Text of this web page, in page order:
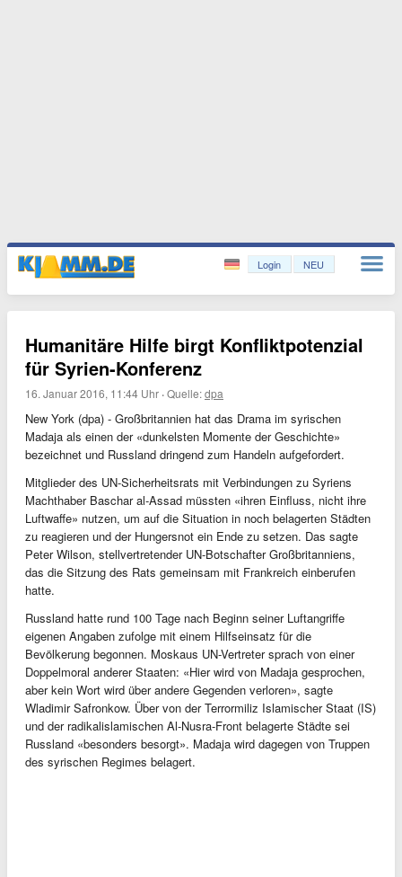
Login NEU
Humanitäre Hilfe birgt Konfliktpotenzial
für Syrien-Konferenz
16. Januar 2016, 11:44 Uhr ·Quelle:dpa
New York (dpa) - Großbritannien hat das Drama im syrischen
Madaja als einen der «dunkelsten Momente der Geschichte»
bezeichnet und Russland dringend zum Handeln aufgefordert.
Mitglieder des UN-Sicherheitsrats mit Verbindungen zu Syriens
Machthaber Baschar al-Assad müssten «ihren Einfluss, nicht ihre
Luftwaffe» nutzen, um auf die Situation in noch belagerten Städten
zu reagieren und der Hungersnot ein Ende zu setzen. Das sagte
Peter Wilson, stellvertretender UN-Botschafter Großbritanniens,
das die Sitzung des Rats gemeinsam mit Frankreich einberufen
hatte.
Russland hatte rund 100 Tage nach Beginn seiner Luftangriffe
eigenen Angaben zufolge mit einem Hilfseinsatz für die
Bevölkerung begonnen. Moskaus UN-Vertreter sprach von einer
Doppelmoral anderer Staaten: «Hier wird von Madaja gesprochen,
aber kein Wort wird über andere Gegenden verloren», sagte
Wladimir Safronkow. Über von der Terrormiliz Islamischer Staat (IS)
und der radikalislamischen Al-Nusra-Front belagerte Städte sei
Russland «besonders besorgt». Madaja wird dagegen von Truppen
des syrischen Regimes belagert.